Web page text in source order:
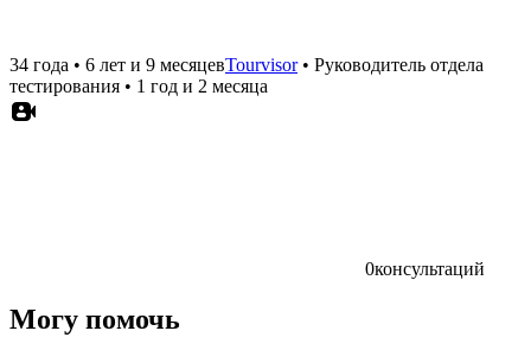
34 года • 6 лет и 9 месяцевTourvisor• Руководитель отдела
тестирования • 1 год и 2 месяца
0консультаций
Могу помочь